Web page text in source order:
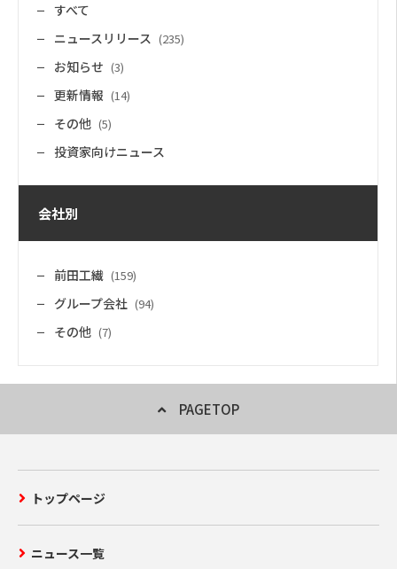
すべて
ニュースリリース (235)
お知らせ (3)
更新情報 (14)
その他 (5)
投資家向けニュース
会社別
前田工繊 (159)
グループ会社 (94)
その他 (7)
PAGETOP
トップページ
ニュース一覧